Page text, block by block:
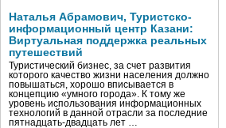
Наталья Абрамович, Туристско-
информационный центр Казани:
Виртуальная поддержка реальных
путешествий
Туристический бизнес, за счет развития
которого качество жизни населения должно
повышаться, хорошо вписывается в
концепцию «умного города». К тому же
уровень использования информационных
технологий в данной отрасли за последние
пятнадцать-двадцать лет …